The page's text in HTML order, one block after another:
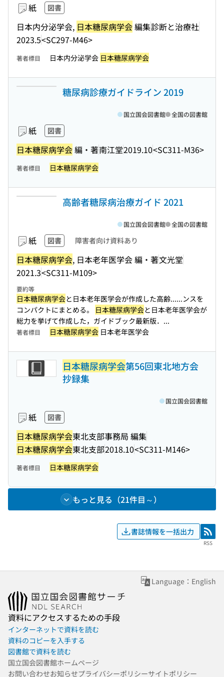
紙 図書
日本内分泌学会, 日本糖尿病学会編集診断と治療社
2023.5<SC297-M46>
著者標目 日本内分泌学会 日本糖尿病学会
糖尿病診療ガイドライン 2019
紙 図書
日本糖尿病学会編・著南江堂2019.10<SC311-M36>
国立国会図書館 全国の図書館
著者標目 日本糖尿病学会
高齢者糖尿病治療ガイド 2021
紙 図書 障害者向け資料あり
日本糖尿病学会, 日本老年医学会 編・著文光堂
2021.3<SC311-M109>
国立国会図書館 全国の図書館
要約等
日本糖尿病学会と日本老年医学会が作成した高齢......ンスを
コンパクトにまとめる。 日本糖尿病学会と日本老年医学会が
総力を挙げて作成した，ガイドブック最新版．...
著者標目 日本糖尿病学会 日本老年医学会
日本糖尿病学会第56回東北地方会
抄録集
紙 図書
日本糖尿病学会東北支部事務局 編集
日本糖尿病学会東北支部2018.10<SC311-M146>
国立国会図書館
著者標目 日本糖尿病学会
もっと見る（21件目～）
書誌情報を一括出力 RSS
RSS
Language：English
資料にアクセスするための手段
インターネットで資料を読む
資料のコピーを入手する
図書館で資料を読む
国立国会図書館ホームページ
お問い合わせお知らせプライバシーポリシーサイトポリシー